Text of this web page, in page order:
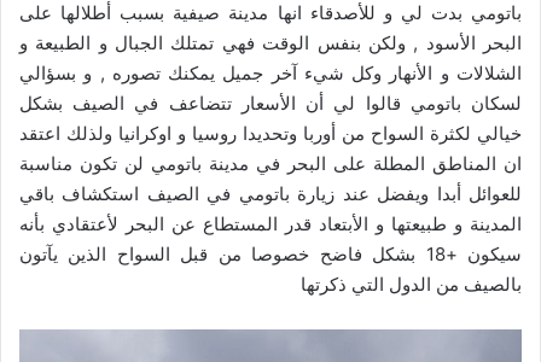
باتومي بدت لي و للأصدقاء انها مدينة صيفية بسبب أطلالها على
البحر الأسود , ولكن بنفس الوقت فهي تمتلك الجبال و الطبيعة و
الشلالات و الأنهار وكل شيء آخر جميل يمكنك تصوره , و بسؤالي
لسكان باتومي قالوا لي أن الأسعار تتضاعف في الصيف بشكل
خيالي لكثرة السواح من أوربا وتحديدا روسيا و اوكرانيا ولذلك اعتقد
ان المناطق المطلة على البحر في مدينة باتومي لن تكون مناسبة
للعوائل أبدا ويفضل عند زيارة باتومي في الصيف استكشاف باقي
المدينة و طبيعتها و الأبتعاد قدر المستطاع عن البحر لأعتقادي بأنه
سيكون +18 بشكل فاضح خصوصا من قبل السواح الذين يآتون
بالصيف من الدول التي ذكرتها